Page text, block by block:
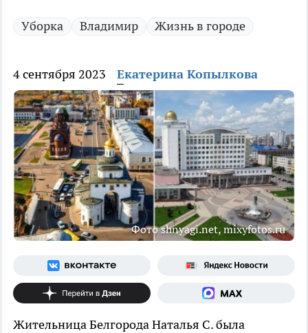
Уборка Владимир Жизнь в городе
4 сентября 2023 Екатерина Копылкова
Фото shnyagi.net, mixyfotos.ru
Жительница Белгорода Наталья С. была